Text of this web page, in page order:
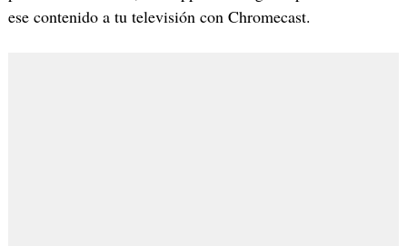
ese contenido a tu televisión con Chromecast.